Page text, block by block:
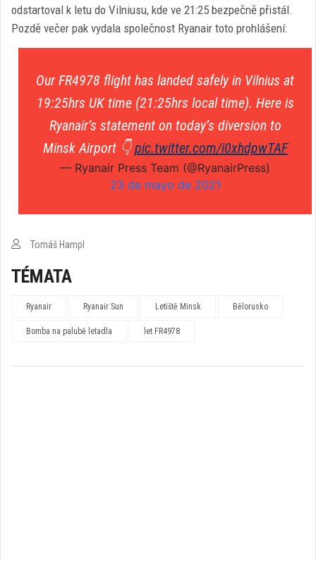
odstartoval k letu do Vilniusu, kde ve 21:25 bezpečně přistál.
Pozdě večer pak vydala společnost Ryanair toto prohlášení:
Our FR4978 flight has landed safely in Vilnius at
19:25hrs UK time (21:25hrs local time). Here is
Ryanair’s statement on today’s diversion to
Minsk Airport 👇pic.twitter.com/i0xhdpwTAF
— Ryanair Press Team (@RyanairPress)
23 de mayo de 2021
Tomáš Hampl
TÉMATA
Ryanair Ryanair Sun Letiště Minsk Bělorusko
Bomba na palubě letadla let FR4978